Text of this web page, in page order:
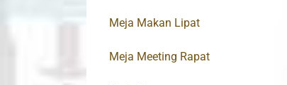
Meja Makan Lipat
Meja Meeting Rapat